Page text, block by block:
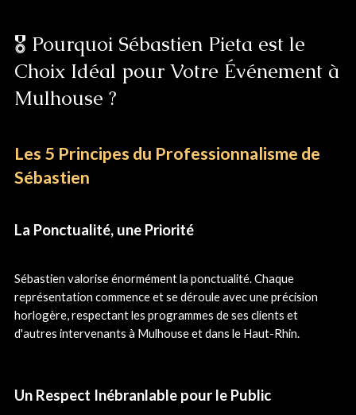
🎖️ Pourquoi Sébastien Pieta est le
Choix Idéal pour Votre Événement à
Mulhouse ?
Les 5 Principes du Professionnalisme de
Sébastien
La Ponctualité, une Priorité
Sébastien valorise énormément la ponctualité. Chaque
représentation commence et se déroule avec une précision
horlogère, respectant les programmes de ses clients et
d'autres intervenants à Mulhouse et dans le Haut-Rhin.
Un Respect Inébranlable pour le Public